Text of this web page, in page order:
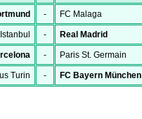
- FC Malaga
- Real Madrid
- Paris St. Germain
Turin - FC Bayern München